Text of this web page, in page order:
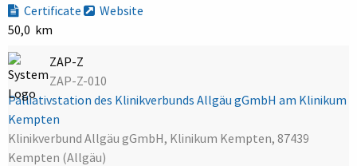
Certificate
Website
50,0 km
ZAP-Z
ZAP-Z-010
Palliativstation des Klinikverbunds Allgäu gGmbH am Klinikum
Kempten
Klinikverbund Allgäu gGmbH, Klinikum Kempten, 87439
Kempten (Allgäu)